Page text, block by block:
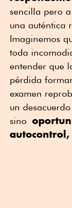
sencilla pero
una auténtica
Imaginemos
toda
entender que
pérdida
examen
un
sino
autocontrol,